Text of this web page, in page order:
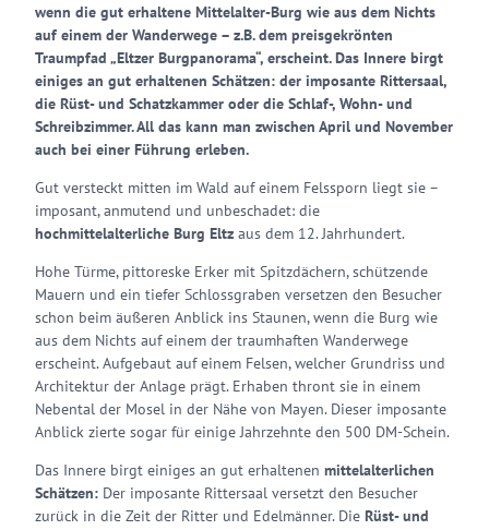
wenn die gut erhaltene Mittelalter-Burg wie aus dem Nichts
auf einem der Wanderwege – z.B. dem preisgekrönten
Traumpfad „Eltzer Burgpanorama“, erscheint. Das Innere birgt
einiges an gut erhaltenen Schätzen: der imposante Rittersaal,
die Rüst- und Schatzkammer oder die Schlaf-, Wohn- und
Schreibzimmer. All das kann man zwischen April und November
auch bei einer Führung erleben.
Gut versteckt mitten im Wald auf einem Felssporn liegt sie –
imposant, anmutend und unbeschadet: die
hochmittelalterliche Burg Eltz aus dem 12. Jahrhundert.
Hohe Türme, pittoreske Erker mit Spitzdächern, schützende
Mauern und ein tiefer Schlossgraben versetzen den Besucher
schon beim äußeren Anblick ins Staunen, wenn die Burg wie
aus dem Nichts auf einem der traumhaften Wanderwege
erscheint. Aufgebaut auf einem Felsen, welcher Grundriss und
Architektur der Anlage prägt. Erhaben thront sie in einem
Nebental der Mosel in der Nähe von Mayen. Dieser imposante
Anblick zierte sogar für einige Jahrzehnte den 500 DM-Schein.
Das Innere birgt einiges an gut erhaltenen mittelalterlichen
Schätzen: Der imposante Rittersaal versetzt den Besucher
zurück in die Zeit der Ritter und Edelmänner. Die Rüst- und